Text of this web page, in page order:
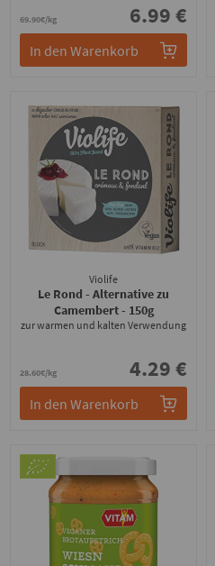
69.90€/kg 6.99 €
In den Warenkorb
Violife
Le Rond - Alternative zu
Camembert- 150g
zur warmen und kalten Verwendung
28.60€/kg 4.29 €
In den Warenkorb